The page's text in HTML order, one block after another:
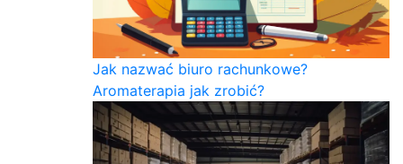
Jak nazwać biuro rachunkowe?
Aromaterapia jak zrobić?